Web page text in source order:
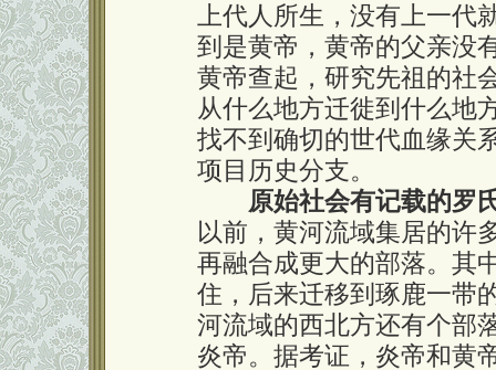
上代人所生，没有上一
到是黄帝，黄帝的父亲没
黄帝查起，研究先祖的社
从什么地方迁徙到什么地
找不到确切的世代血缘关
项目历史分支。
原始社会有记载的罗
以前，黄河流域集居的许
再融合成更大的部落。其
住，后来迁移到琢鹿一带
河流域的西北方还有个部
炎帝。据考证，炎帝和黄